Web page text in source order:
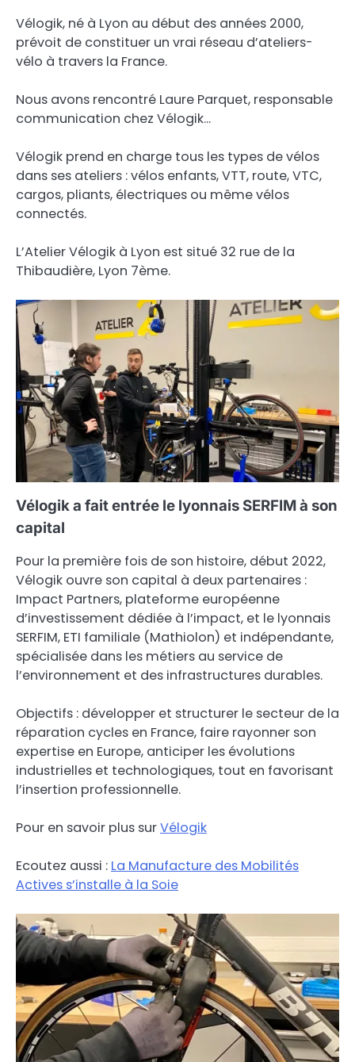
Vélogik, né à Lyon au début des années 2000,
prévoit de constituer un vrai réseau d’ateliers-
vélo à travers la France.
Nous avons rencontré Laure Parquet, responsable
communication chez Vélogik…
Vélogik prend en charge tous les types de vélos
dans ses ateliers : vélos enfants, VTT, route, VTC,
cargos, pliants, électriques ou même vélos
connectés.
L’Atelier Vélogik à Lyon est situé 32 rue de la
Thibaudière, Lyon 7ème.
Vélogik a fait entrée le lyonnais SERFIM à son
capital
Pour la première fois de son histoire, début 2022,
Vélogik ouvre son capital à deux partenaires :
Impact Partners, plateforme européenne
d’investissement dédiée à l’impact, et le lyonnais
SERFIM, ETI familiale (Mathiolon) et indépendante,
spécialisée dans les métiers au service de
l’environnement et des infrastructures durables.
Objectifs : développer et structurer le secteur de la
réparation cycles en France, faire rayonner son
expertise en Europe, anticiper les évolutions
industrielles et technologiques, tout en favorisant
l’insertion professionnelle.
Pour en savoir plus surVélogik
Ecoutez aussi : La Manufacture des Mobilités
Actives s’installe à la Soie